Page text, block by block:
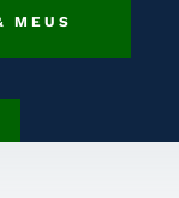
MEUS